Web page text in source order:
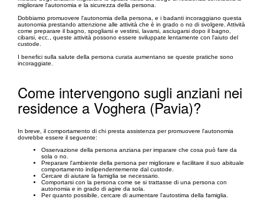
migliorare l'autonomia e la sicurezza della persona.
Dobbiamo promuovere l'autonomia della persona, e i badanti incoraggiano questa
autonomia prestando attenzione alle attività che è in grado o no di svolgere. Attività
come preparare il bagno, spogliarsi e vestirsi, lavarsi, asciugarsi dopo il bagno,
cibarsi, ecc., queste attività possono essere sviluppate lentamente con l'aiuto del
custode.
I benefici sulla salute della persona curata aumentano se queste pratiche sono
incoraggiate.
Come intervengono sugli anziani nei
residence a Voghera (Pavia)?
In breve, il comportamento di chi presta assistenza per promuovere l'autonomia
dovrebbe essere il seguente:
Osservazione della persona anziana per imparare che cosa può fare da
sola o no.
Preparare l'ambiente della persona per migliorare e facilitare il suo abituale
comportamento indipendentemente dal custode.
Cercare di aiutare la famiglia se necessario.
Comportarsi con la persona come se si trattasse di una persona con
autonomia e in grado di agire da sola.
Per quanto possibile, cercare di aumentare l'autostima della famiglia.